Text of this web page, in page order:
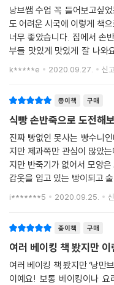
낭브쌤 수업 꼭 들어보고싶
도 어려운 시국에 이렇게 책
너무 좋았습니다. 집에서 손
부들 맛있게 맛있게 잘 나와
서 하나씩 만들어보는 재미
k*****e 2020.09.27. 신고
종이책 구매
식빵 손반죽으로 도전해
진짜 빵없인 못사는 빵수니
지만 제과쪽만 관심이 많았
지만 반죽기가 없어서 모양
갑옷을 입고 있는 빵이되고
요~그리고 저는 하얀 식빵
i*******5 2020.09.25.
종이책 구매
여러 베이킹 책 봤지만
여러 베이킹 책 봤지만 ‘낭만
이예요! 보통 베이킹이나 요